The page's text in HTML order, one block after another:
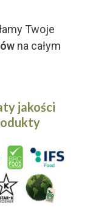
Twoje
na całym
jakości